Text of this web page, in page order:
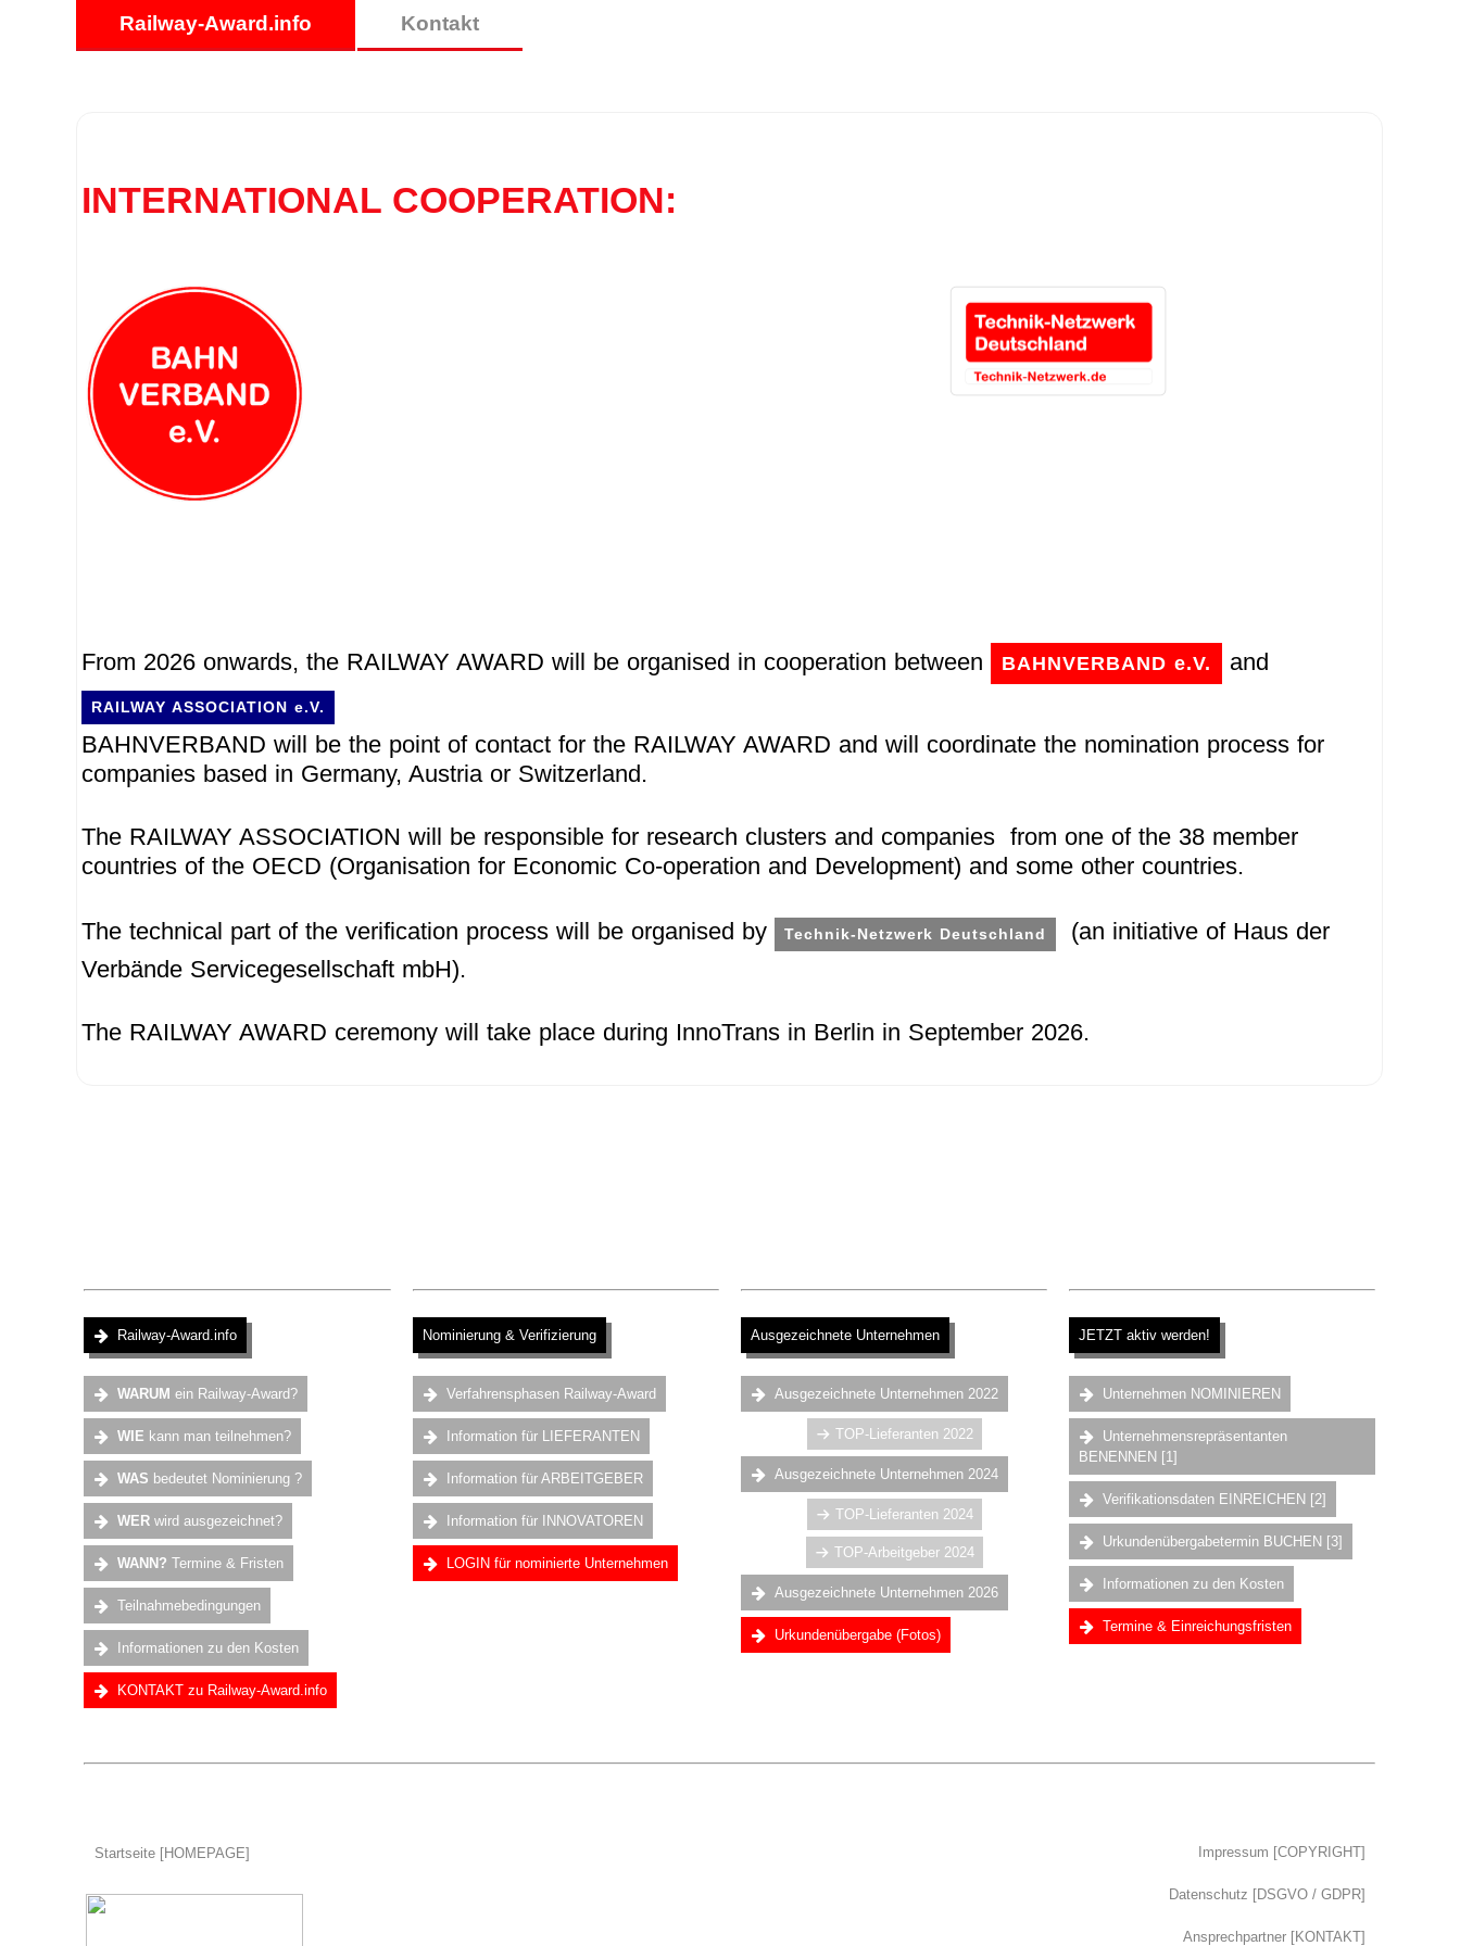
Railway-Award.info Kontakt
INTERNATIONAL COOPERATION:
From 2026 onwards, the RAILWAY AWARD will be organised in cooperation between BAHNVERBAND e.V. and
RAILWAY ASSOCIATION e.V.
BAHNVERBAND will be the point of contact for the RAILWAY AWARD and will coordinate the nomination process for
companies based in Germany, Austria or Switzerland.
The RAILWAY ASSOCIATION will be responsible for research clusters and companies from one of the 38 member
countries of the OECD (Organisation for Economic Co-operation and Development) and some other countries.
The technical part of the verification process will be organised by
Technik-Netzwerk Deutschland
(an initiative of Haus der
Verbände Servicegesellschaft mbH).
The RAILWAY AWARD ceremony will take place during InnoTrans in Berlin in September 2026.
Railway-Award.info
WARUM ein Railway-Award?
WIE kann man teilnehmen?
WAS bedeutet Nominierung ?
WER wird ausgezeichnet?
WANN? Termine & Fristen
Teilnahmebedingungen
Informationen zu den Kosten
KONTAKT zu Railway-Award.info
Nominierung & Verifizierung
Verfahrensphasen Railway-Award
Information für LIEFERANTEN
Information für ARBEITGEBER
Information für INNOVATOREN
LOGIN für nominierte Unternehmen
Ausgezeichnete Unternehmen
Ausgezeichnete Unternehmen 2022
TOP-Lieferanten 2022
Ausgezeichnete Unternehmen 2024
TOP-Lieferanten 2024
TOP-Arbeitgeber 2024
Ausgezeichnete Unternehmen 2026
Urkundenübergabe (Fotos)
JETZT aktiv werden!
Unternehmen NOMINIEREN
Unternehmensrepräsentanten
BENENNEN [1]
Verifikationsdaten EINREICHEN [2]
Urkundenübergabetermin BUCHEN [3]
Informationen zu den Kosten
Termine & Einreichungsfristen
Startseite [HOMEPAGE]
Impressum [COPYRIGHT]
Datenschutz [DSGVO / GDPR]
Ansprechpartner [KONTAKT]